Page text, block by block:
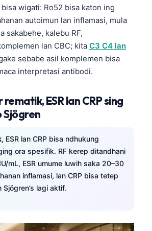
wigati: Ro52 bisa katon ing
autoimun lan inflamasi, mula
sakabehe, kalebu RF,
lan CBC; kita C3 C4 lan
sebabe asil komplemen bisa
interpretasi antibodi.
ESR lan CRP sing
Sjögren
, ESR lan CRP bisa ndhukung
ora spesifik. RF kerep ditandhani
mL, ESR umume luwih saka 20–30
inflamasi, lan CRP bisa tetep
Sjögren’s lagi aktif.